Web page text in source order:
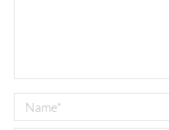
Name *